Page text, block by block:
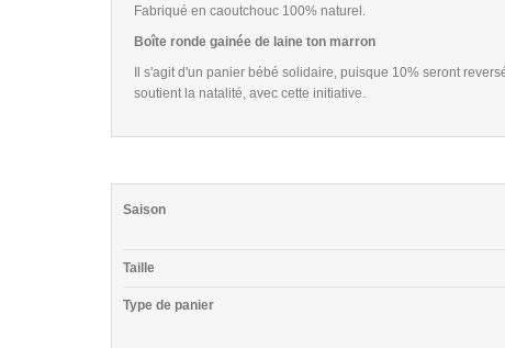
Fabriqué en caoutchouc 100% naturel.
Boîte ronde gainée de laine ton marron
Il s'agit d'un panier bébé solidaire, puisque 10% seront
soutient la natalité, avec cette initiative.
Saison
Taille
Type de panier